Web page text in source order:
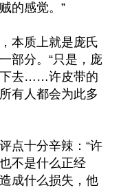
的感觉。”
本质上就是庞氏
部分。“只是，庞
下去……许皮带的
有人都会为此多
十分辛辣：“许
不是什么正经
成什么损失，他